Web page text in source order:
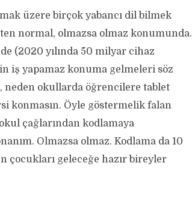
üzere birçok yabancı dil bilmek
normal, olmazsa olmaz konumunda.
(2020 yılında 50 milyar cihaz
iş yapamaz konuma gelmeleri söz
neden okullarda öğrencilere tablet
konmasın. Öyle göstermelik falan
çağlarından kodlamaya
Olmazsa olmaz. Kodlama da 10
çocukları geleceğe hazır bireyler